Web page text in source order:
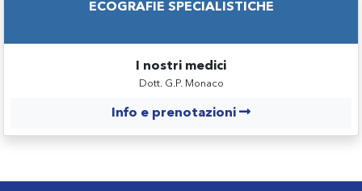
ECOGRAFIE SPECIALISTICHE
I nostri medici
Dott. G.P. Monaco
Info e prenotazioni